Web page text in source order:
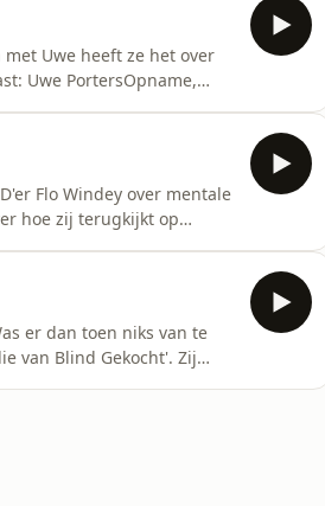
Uwe heeft ze het over
Uwe PortersOpname,
Flo Windey over mentale
hoe zij terugkijkt op
er dan toen niks van te
van Blind Gekocht'. Zij